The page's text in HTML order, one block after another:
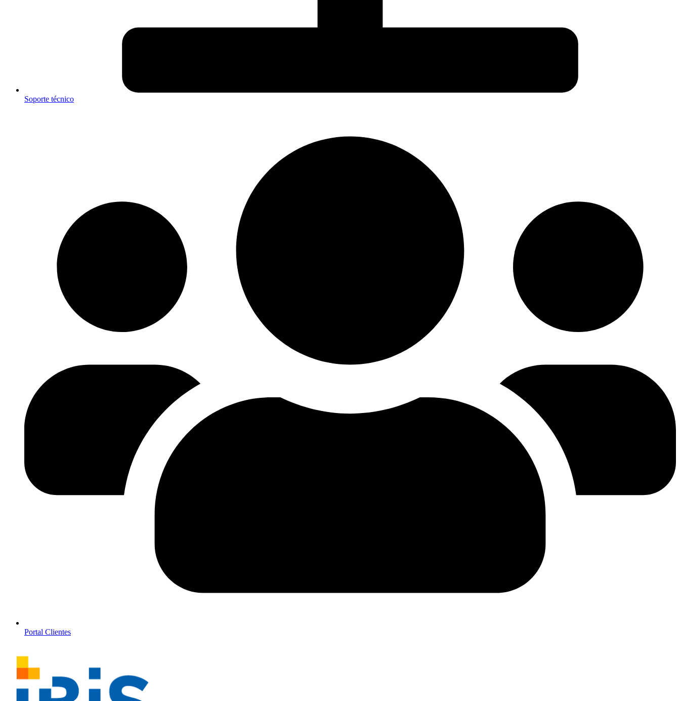
Soporte técnico
Portal Clientes